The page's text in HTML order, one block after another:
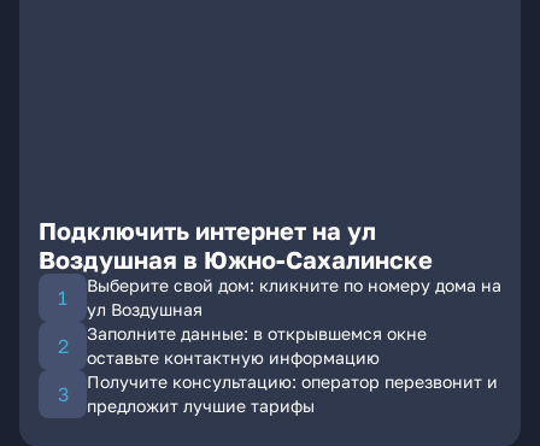
Подключить интернет на ул
Воздушная в Южно-Сахалинске
Выберите свой дом: кликните по номеру дома на
ул Воздушная
Заполните данные: в открывшемся окне
оставьте контактную информацию
Получите консультацию: оператор перезвонит и
предложит лучшие тарифы